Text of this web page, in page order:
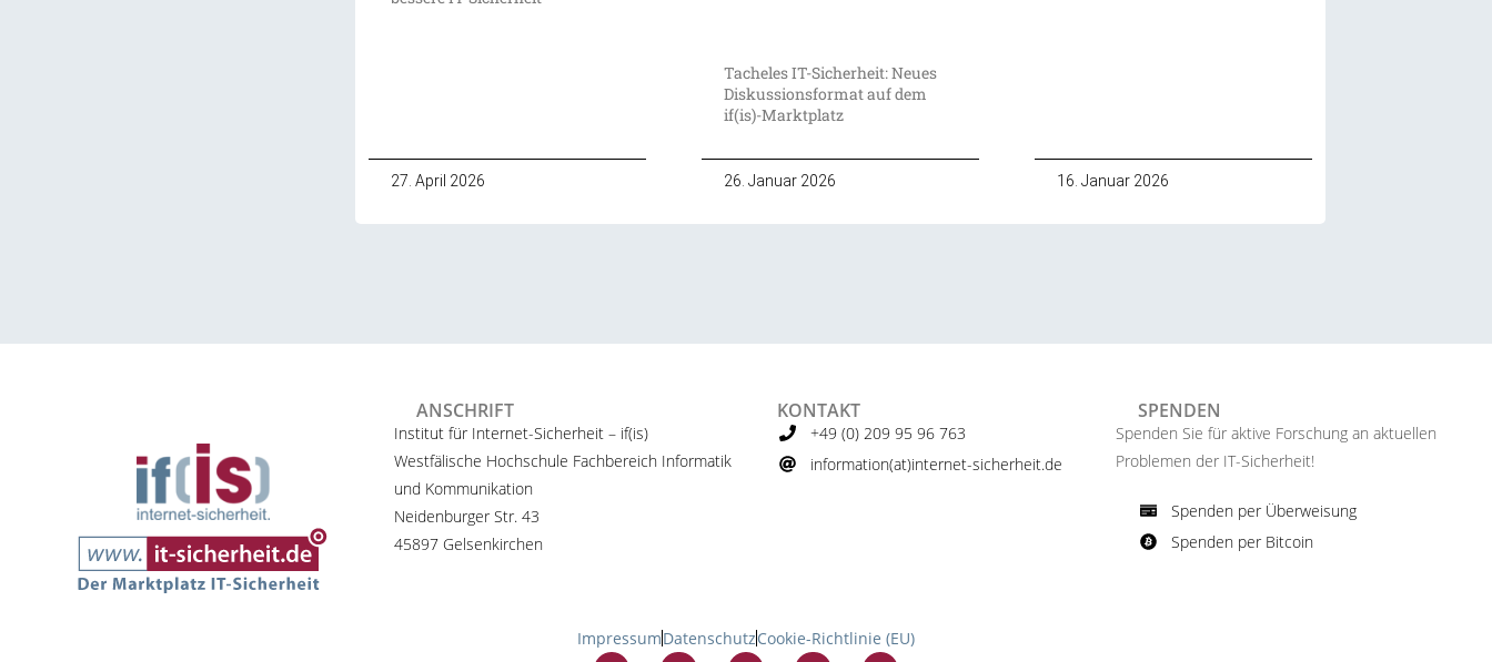
27. April 2026
Tacheles IT-Sicherheit: Neues
Diskussionsformat auf dem
if(is)-Marktplatz
26. Januar 2026 16. Januar 2026
ANSCHRIFT
Institut für Internet-Sicherheit – if(is)
Westfälische Hochschule Fachbereich Informatik
und Kommunikation
Neidenburger Str. 43
45897 Gelsenkirchen
KONTAKT
+49 (0) 209 95 96 763
information(at)internet-sicherheit.de ​
SPENDEN
Spenden Sie für aktive Forschung an aktuellen
Problemen der IT-Sicherheit!​
Spenden per Überweisung​
Spenden per Bitcoin​
ImpressumDatenschutzCookie-Richtlinie (EU)